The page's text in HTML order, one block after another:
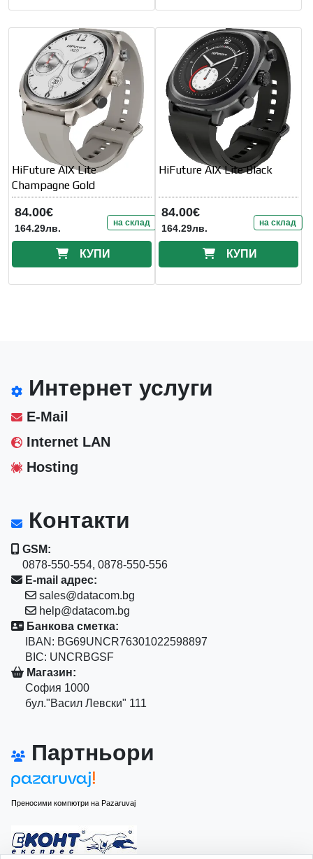
HiFuture AIX Lite
Champagne Gold
84.00€
164.29лв. на склад
КУПИ
HiFuture AIX Lite Black
84.00€
164.29лв. на склад
КУПИ
Интернет услуги
E-Mail
Internet LAN
Hosting
Контакти
GSM:
0878-550-554, 0878-550-556
E-mail адрес:
sales@datacom.bg
help@datacom.bg
Банкова сметка:
IBAN: BG69UNCR76301022598897
BIC: UNCRBGSF
Магазин:
София 1000
бул."Васил Левски" 111
Партньори
Преносими компютри на Pazaruvaj